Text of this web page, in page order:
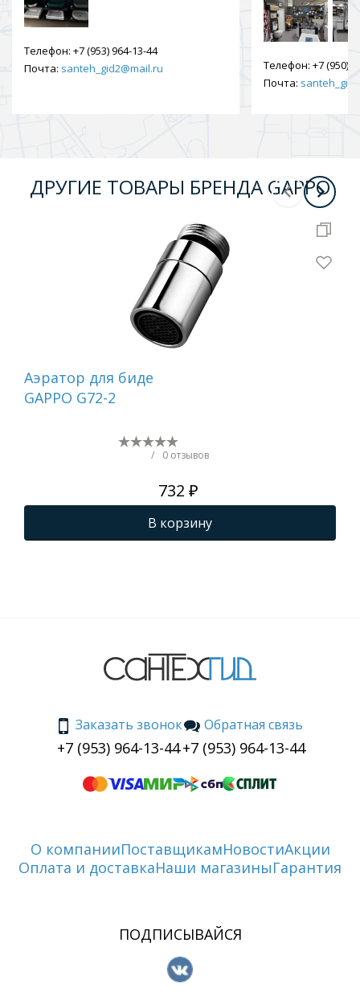
Телефон: +7 (953) 964-13-44
Почта: santeh_gid2@mail.ru Телефон: +7 (950)
Почта:
ДРУГИЕ ТОВАРЫ БРЕНДА GAPPO
Аэратор для биде
GAPPO G72-2
/ 0 отзывов
732 ₽
В корзину
Заказать звонок
+7 (953) 964-13-44
Обратная связь
+7 (953) 964-13-44
О компанииПоставщикамНовостиАкции
Оплата и доставкаНаши магазиныГарантия
ПОДПИСЫВАЙСЯ